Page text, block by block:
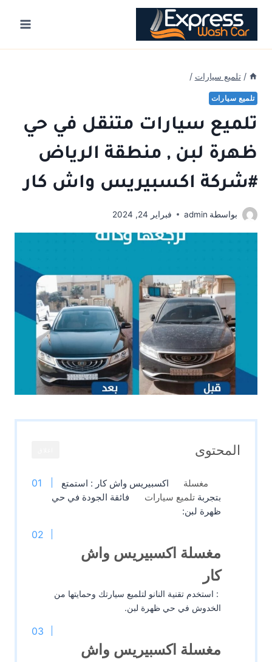
Skip
content
/ تلميع سيارات /
تلميع سيارات
تلميع سيارات متنقل في حي
ظهرة لبن , منطقة الرياض
#شركة اكسبيريس واش كار
بواسطة admin فبراير 24, 2024
المحتوى
مغسلة
اكسبيريس واش كار : استمتع
بتجربة تلميع سيارات
فائقة الجودة في حي
ظهرة لبن:
مغسلة اكسبيريس واش
كار
: استخدم تقنية النانو لتلميع سيارتك وحمايتها من
الخدوش في حي ظهرة لبن.
مغسلة اكسبيريس واش